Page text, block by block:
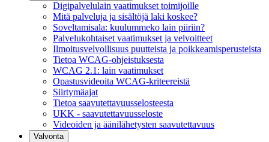
Digipalvelulain vaatimukset toimijoille
Mitä palveluja ja sisältöjä laki koskee?
Soveltamisala: kuulummeko lain piiriin?
Palvelukohtaiset vaatimukset ja velvoitteet
Ilmoitusvelvollisuus puutteista ja poikkeamisperusteista
Tietoa WCAG-ohjeistuksesta
WCAG 2.1: lain vaatimukset
Opastusvideoita WCAG-kriteereistä
Siirtymäajat
Tietoa saavutettavuusselosteesta
UKK - saavutettavuusseloste
Videoiden ja äänilähetysten saavutettavuus
Valvonta